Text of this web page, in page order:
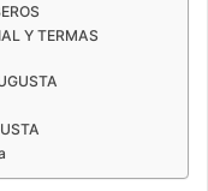
Y TERMAS